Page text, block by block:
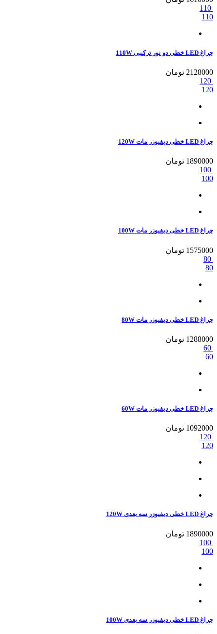
110
110
چراغ LED خطی دو نور ترکیبی 110W
2128000 تومان
120
120
چراغ LED خطی دیفیوزر مات 120W
1890000 تومان
100
100
چراغ LED خطی دیفیوزر مات 100W
1575000 تومان
80
80
چراغ LED خطی دیفیوزر مات 80W
1288000 تومان
60
60
چراغ LED خطی دیفیوزر مات 60W
1092000 تومان
120
120
چراغ LED خطی دیفیوزر سه بعدی 120W
1890000 تومان
100
100
چراغ LED خطی دیفیوزر سه بعدی 100W